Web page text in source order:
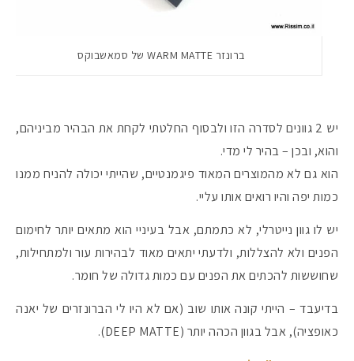
ברונזר WARM MATTE של סמאשבוקס
יש 2 גוונים לסדרה הזו ולבסוף החלטתי לקחת את הבהיר מביניהם,
והוא, ובכן – בהיר לי מדי.
הוא גם לא מהמוצרים המאוד פיגמנטיים, שהייתי יכולה להניח ממנו
כמות יפה והיו רואים אותו עליי.
יש לו גוון נייטרלי, לא כתמתם, אבל בעיניי הוא מתאים יותר לחימום
הפנים ולא להצללות, ולדעתי יתאים מאוד לבהירות עור ולמתחילות,
שחוששות להכתים את הפנים עם כמות גדולה של חומר.
בדיעבד – הייתי קונה אותו שוב (אם לא היו לי הברונזרים של יאנה
כאופציה), אבל בגוון הכהה יותר (DEEP MATTE).